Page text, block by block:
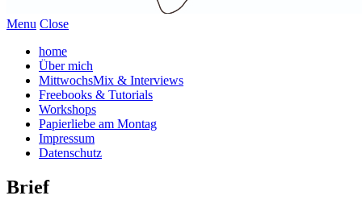
Menu Close
home
Über mich
MittwochsMix & Interviews
Freebooks & Tutorials
Workshops
Papierliebe am Montag
Impressum
Datenschutz
Brief